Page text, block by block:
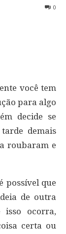
0
você tem
para algo
decide se
demais
roubaram e
possível que
de outra
isso ocorra,
certa ou